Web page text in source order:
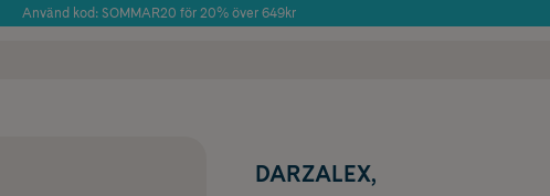
Använd kod: SOMMAR20 för 20% över 649kr
DARZALEX,